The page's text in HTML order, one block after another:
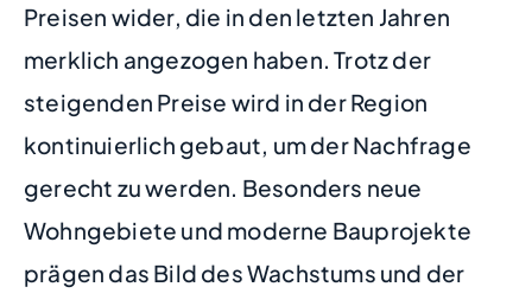
Preisen wider, die in den letzten Jahren
merklich angezogen haben. Trotz der
steigenden Preise wird in der Region
kontinuierlich gebaut, um der Nachfrage
gerecht zu werden. Besonders neue
Wohngebiete und moderne Bauprojekte
prägen das Bild des Wachstums und der